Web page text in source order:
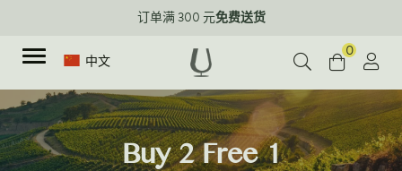
订单满 300 元免费送货
中文
种类
0
Buy 2 Free 1